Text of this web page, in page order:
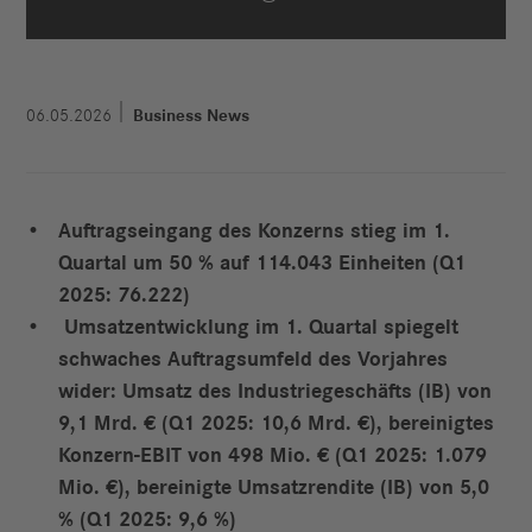
06.05.2026 Business News
Auftragseingang des Konzerns stieg im 1.
Quartal um 50 % auf 114.043 Einheiten (Q1
2025: 76.222)
Umsatzentwicklung im 1. Quartal spiegelt
schwaches Auftragsumfeld des Vorjahres
wider: Umsatz des Industriegeschäfts (IB) von
9,1 Mrd. € (Q1 2025: 10,6 Mrd. €), bereinigtes
Konzern-EBIT von 498 Mio. € (Q1 2025: 1.079
Mio. €), bereinigte Umsatzrendite (IB) von 5,0
% (Q1 2025: 9,6 %)